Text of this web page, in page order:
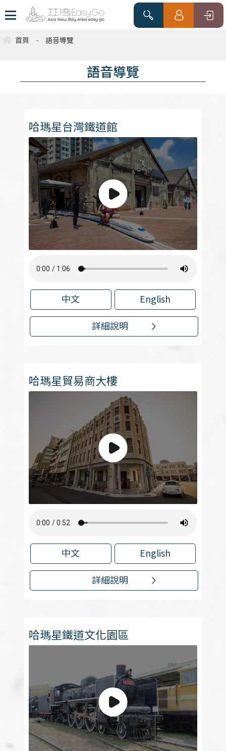
首頁 - 語音導覽
語音導覽
哈瑪星台灣鐵道館
中文 English
詳細說明
哈瑪星貿易商大樓
中文 English
詳細說明
哈瑪星鐵道文化園區